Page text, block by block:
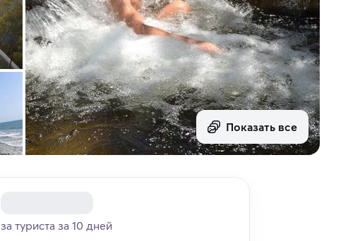
Показать все
за туриста за 10 дней